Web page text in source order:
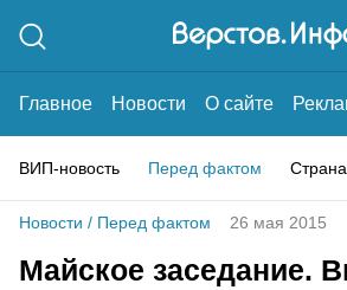
Главное Новости О сайте
ВИП-новость Перед фактом
Новости / Перед фактом 26 мая 2015
Майское заседание.